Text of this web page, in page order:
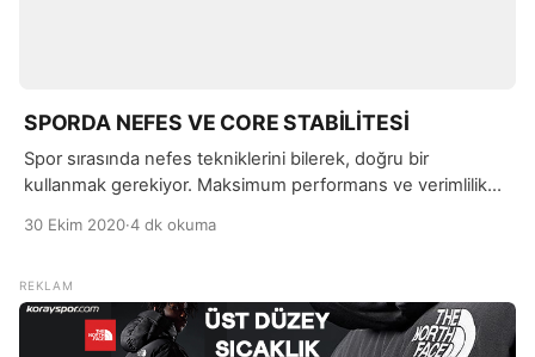
SPORDA NEFES VE CORE STABİLİTESİ
Spor sırasında nefes tekniklerini bilerek, doğru bir
kullanmak gerekiyor. Maksimum performans ve verimlilik
önemlidir. Özellikle ağırlık antrenmanlarınızda, nefes
30 Ekim 2020·4 dk okuma